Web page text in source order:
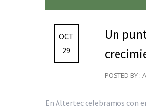
OCT
29
Un
POSTED BY :
En Altertec celebramos con